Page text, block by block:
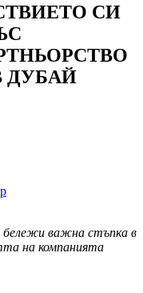
СИ
ДУБАЙ
важна стъпка в
на компанията